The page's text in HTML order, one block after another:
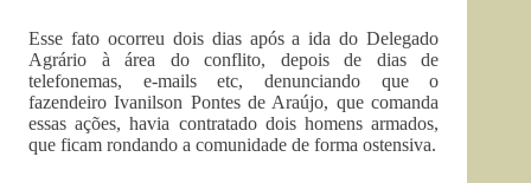
Esse fato ocorreu dois dias após a ida do Delegado
Agrário à área do conflito, depois de dias de
telefonemas, e-mails etc, denunciando que o
fazendeiro Ivanilson Pontes de Araújo, que comanda
essas ações, havia contratado dois homens armados,
que ficam rondando a comunidade de forma ostensiva.